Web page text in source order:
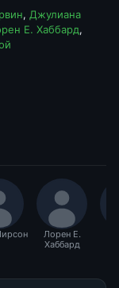
, Джулиана
Е. Хаббард,
Лорен Е.
Хаббард